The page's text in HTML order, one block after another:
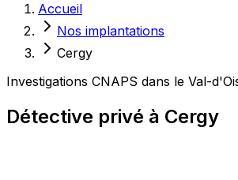
Accueil
Nos implantations
Cergy
Investigations CNAPS dans le Val-
Détective privé à Cergy